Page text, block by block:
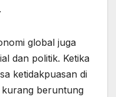
global juga
dan politik. Ketika
ketidakpuasan di
kurang beruntung